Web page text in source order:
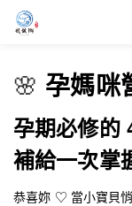
🌸 孕媽咪
孕期必修的
補給一次掌
恭喜妳 ♡ 當小寶貝